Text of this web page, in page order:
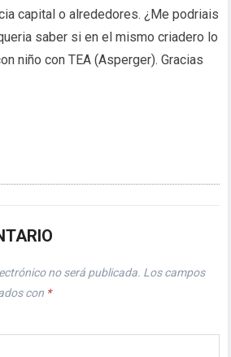
capital o alrededores. ¿Me podriais
saber si en el mismo criadero lo
niño con TEA (Asperger). Gracias
no será publicada. Los campos
con *